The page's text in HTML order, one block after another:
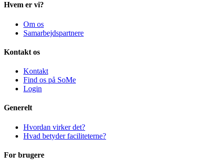
Hvem er vi?
Om os
Samarbejdspartnere
Kontakt os
Kontakt
Find os på SoMe
Login
Generelt
Hvordan virker det?
Hvad betyder faciliteterne?
For brugere